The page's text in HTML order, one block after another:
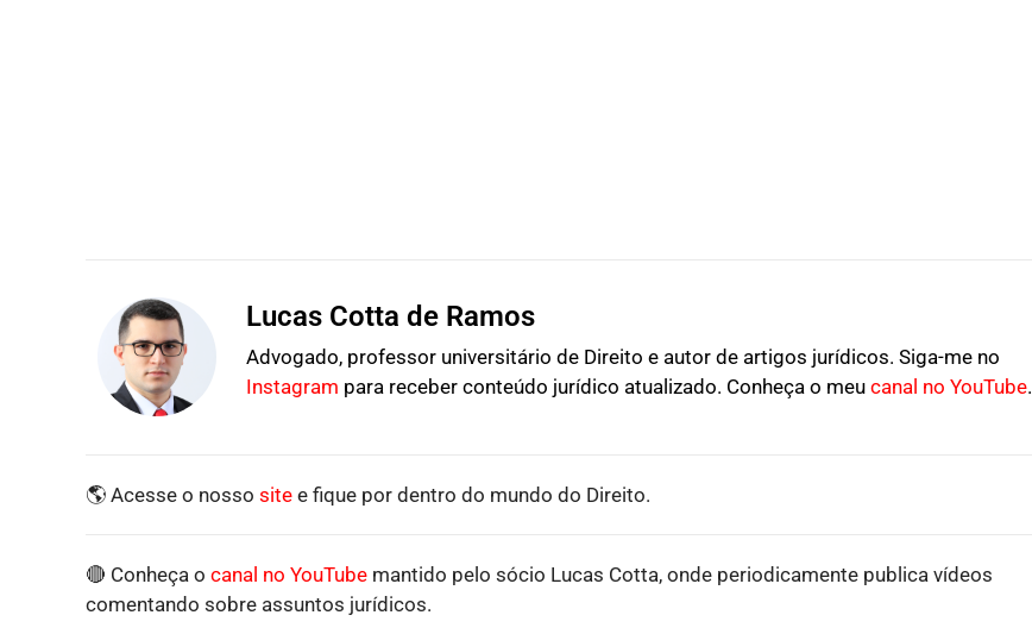
Lucas Cotta de Ramos
Advogado, professor universitário de Direito e autor de artigos jurídicos. Siga-me no
Instagram para receber conteúdo jurídico atualizado. Conheça o meu canal no YouTube.
🌎 Acesse o nosso site e fique por dentro do mundo do Direito.
🔴 Conheça o canal no YouTube mantido pelo sócio Lucas Cotta, onde periodicamente publica vídeos
comentando sobre assuntos jurídicos.